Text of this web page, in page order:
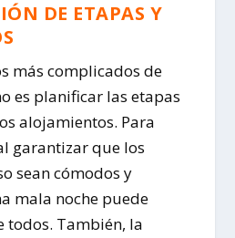
DE ETAPAS Y
más complicados de
es planificar las etapas
alojamientos. Para
garantizar que los
sean cómodos y
mala noche puede
todos. También, la